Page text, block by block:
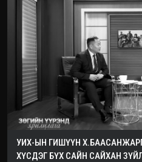
УИХ-ЫН ГИШҮҮН
ХҮСДЭГ БҮХ САЙН САЙХАН